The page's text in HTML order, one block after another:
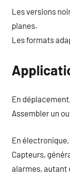
Les versions
planes.
Les formats
En
Assembler un
En
Capteurs,
alarmes, autant